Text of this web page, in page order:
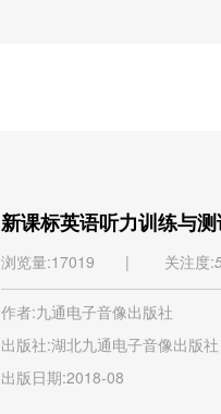
新课标英语听力训练与测
浏览量:17019 | 关注度:
作者:九通电子音像出版社
出版社:湖北九通电子音像出版社
出版日期:2018-08